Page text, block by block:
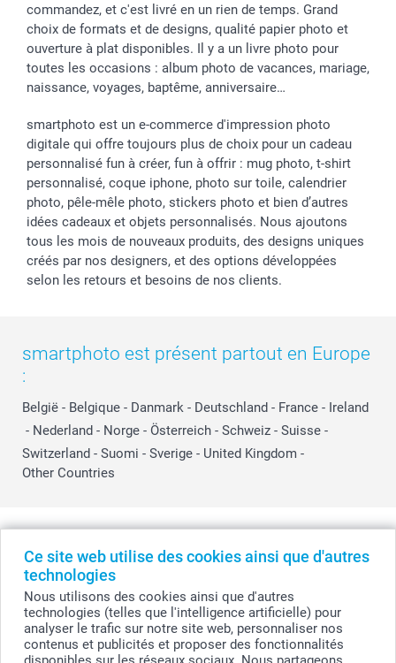
Ce site web utilise des cookies ainsi que d'autres
technologies
Nous utilisons des cookies ainsi que d'autres
technologies (telles que l'intelligence artificielle) pour
analyser le trafic sur notre site web, personnaliser nos
contenus et publicités et proposer des fonctionnalités
commandez, et c'est livré en un rien de temps. Grand
choix de formats et de designs, qualité papier photo et
ouverture à plat disponibles. Il y a un livre photo pour
toutes les occasions : album photo de vacances, mariage,
naissance, voyages, baptême, anniversaire…
smartphoto est un e-commerce d'impression photo
digitale qui offre toujours plus de choix pour un cadeau
personnalisé fun à créer, fun à offrir : mug photo, t-shirt
personnalisé, coque iphone, photo sur toile, calendrier
photo, pêle-mêle photo, stickers photo et bien d’autres
idées cadeaux et objets personnalisés. Nous ajoutons
tous les mois de nouveaux produits, des designs uniques
créés par nos designers, et des options développées
selon les retours et besoins de nos clients.
smartphoto est présent partout en Europe
:
België - Belgique - Danmark - Deutschland - France - Ireland
- Nederland - Norge - Österreich - Schweiz - Suisse -
Switzerland - Suomi - Sverige - United Kingdom -
Other Countries
© smartphoto group. Tous droits réservés
smartphoto group SA.
Siège social : Kwatrechtsteenweg 160, 9230 Wetteren, Belgique
Numéro de TVA BE 0405.706.755
Numéro d'entreprise 0405.706.755.